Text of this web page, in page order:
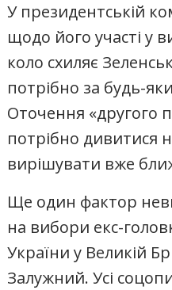
У президентській
щодо його участі у
коло схиляє
потрібно за будь-
Оточення «другого
потрібно дивитися
вирішувати вже
Ще один фактор
на вибори екс-
України у Великій
Залужний. Усі